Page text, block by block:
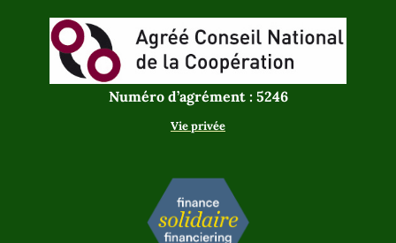
Numéro d’agrément : 5246
Vie privée